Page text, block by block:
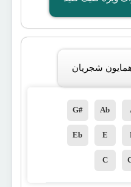
شجریان
Ab
G#
E
Eb
C